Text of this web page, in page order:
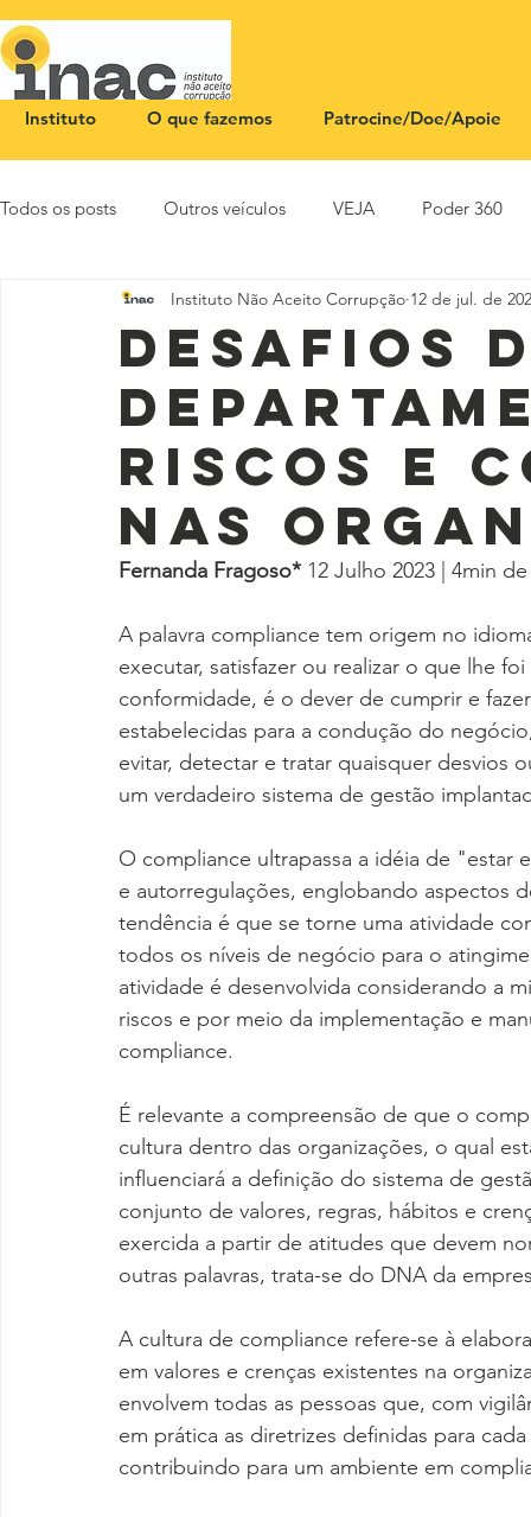
Instituto O que fazemos Patrocine/Doe/Apoie
Todos os posts Outros veículos VEJA Poder 360
NOTA PÚBLICA CEID SBT News Rádio
Desafios
riscos e
nas
Instituto Não Aceito Corrupção 12 de jul. de
Fernanda Fragoso* 12 Julho 2023 | 4min
A palavra compliance tem origem no
executar, satisfazer ou realizar o que lhe
conformidade, é o dever de cumprir e
estabelecidas para a condução do
evitar, detectar e tratar quaisquer desvios
um verdadeiro sistema de gestão
O compliance ultrapassa a idéia de
e autorregulações, englobando aspectos
tendência é que se torne uma atividade
todos os níveis de negócio para o
atividade é desenvolvida considerando a
riscos e por meio da implementação e
compliance.
É relevante a compreensão de que o
cultura dentro das organizações, o qual
influenciará a definição do sistema de
conjunto de valores, regras, hábitos e
exercida a partir de atitudes que devem
outras palavras, trata-se do DNA da
A cultura de compliance refere-se à
em valores e crenças existentes na
envolvem todas as pessoas que, com
em prática as diretrizes definidas para
contribuindo para um ambiente em